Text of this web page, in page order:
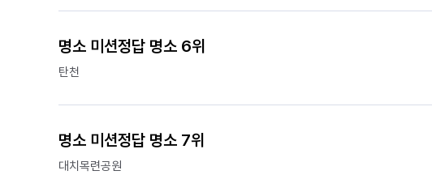
명소 미션정답 명소 6위
탄천
명소 미션정답 명소 7위
대치목련공원